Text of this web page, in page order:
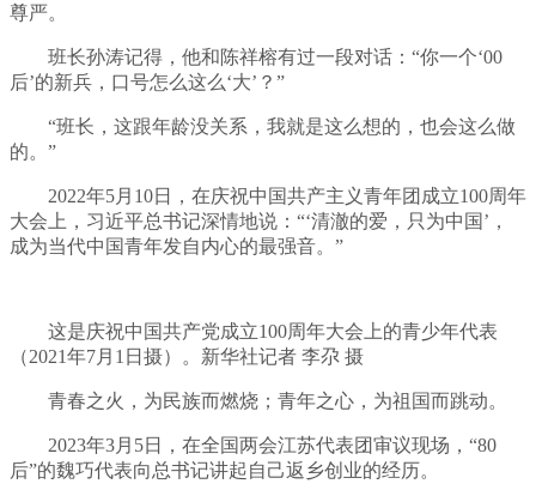
尊严。
班长孙涛记得，他和陈祥榕有过一段对话：“你一个‘00
后’的新兵，口号怎么这么‘大’？”
“班长，这跟年龄没关系，我就是这么想的，也会这么做
的。”
2022年5月10日，在庆祝中国共产主义青年团成立100周年
大会上，习近平总书记深情地说：“‘清澈的爱，只为中国’，
成为当代中国青年发自内心的最强音。”
这是庆祝中国共产党成立100周年大会上的青少年代表
（2021年7月1日摄）。新华社记者 李尕 摄
青春之火，为民族而燃烧；青年之心，为祖国而跳动。
2023年3月5日，在全国两会江苏代表团审议现场，“80
后”的魏巧代表向总书记讲起自己返乡创业的经历。